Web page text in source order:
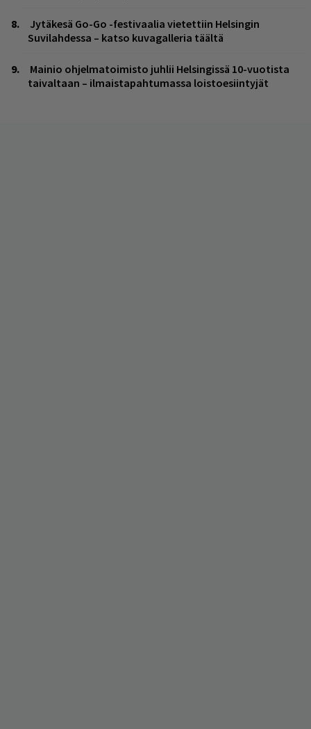
Jytäkesä Go-Go -festivaalia vietettiin Helsingin
Suvilahdessa – katso kuvagalleria täältä
Mainio ohjelmatoimisto juhlii Helsingissä 10-vuotista
taivaltaan – ilmaistapahtumassa loistoesiintyjät